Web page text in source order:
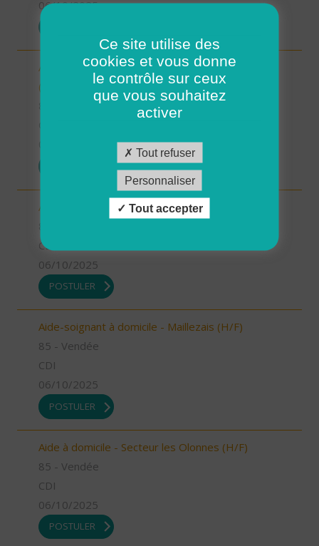
06/10/2025
Aide à domicile - Secteur La Roche sur Yon agglo
(H/F)
Aide-soignant à domicile - La Chataigneraie (H/F)
CDI
06/10/2025
POSTULER
Aide-soignant à domicile - Maillezais (H/F)
85 - Vendée
CDI
06/10/2025
POSTULER
Aide à domicile - Secteur les Olonnes (H/F)
85 - Vendée
CDI
06/10/2025
POSTULER
Ce site utilise des
cookies et vous donne
le contrôle sur ceux
que vous souhaitez
activer
Tout refuser
Personnaliser
Tout accepter